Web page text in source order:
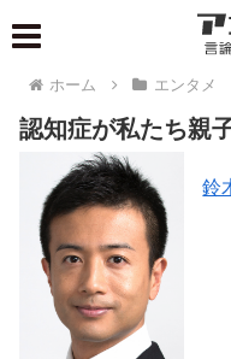
ホーム エンタメ
認知症が私たち親
鈴